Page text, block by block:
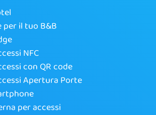
il tuo B&B
NFC
con QR code
Apertura Porte
per accessi